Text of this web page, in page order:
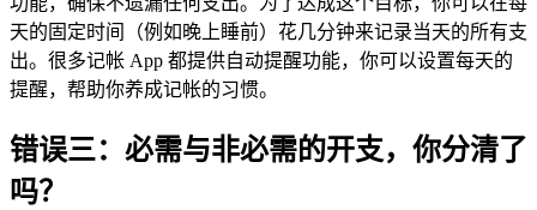
天的固定时间（例如晚上睡前）花几分钟来记录当天的所有支
出。很多记帐 App 都提供自动提醒功能，你可以设置每天的
提醒，帮助你养成记帐的习惯。
错误三：必需与非必需的开支，你分清了
吗？